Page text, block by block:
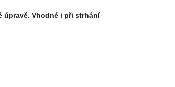
úpravě. Vhodné i při strhání